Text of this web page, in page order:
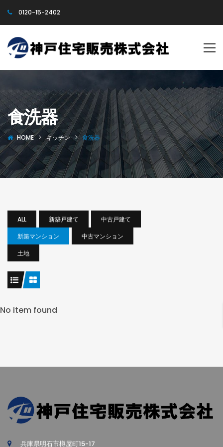
0120-15-2402
食洗器
HOME キッチン 食洗器
ALL 新築戸建て
中古戸建て
新築マンション
中古マンション
土地
No item found
兵庫県明石市樽屋町15-17